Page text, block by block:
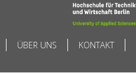
ÜBER UNS KONTAKT